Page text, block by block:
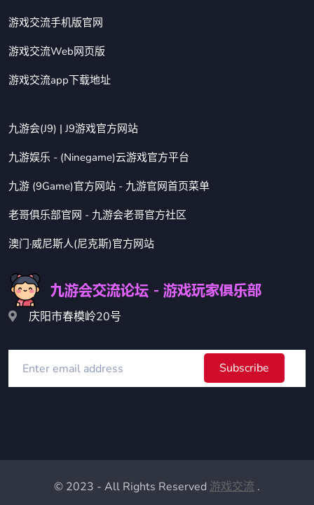
游戏交流手机版官网
游戏交流Web网页版
游戏交流app下载地址
九游会(J9) | J9游戏官方网站
九游娱乐 - (Ninegame)云游戏官方平台
九游 (9Game)官方网站 - 九游官网首页菜单
老哥俱乐部官网 - 九游会老哥官方社区
澳门·威尼斯人(尼克斯)官方网站
庆阳市春模岭20号
Subscribe
© 2023 - All Rights Reserved 游戏交流 .